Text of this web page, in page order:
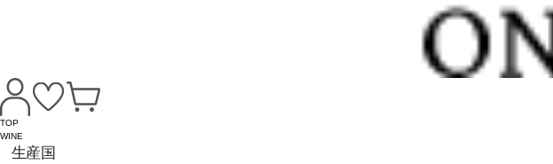
TOP
WINE
生産国